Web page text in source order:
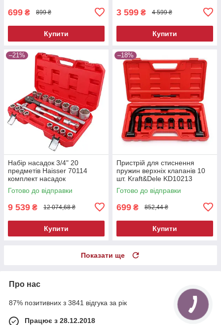
699 ₴ 899 ₴
Купити
3 599 ₴ 4 599 ₴
Купити
–21%
Набір насадок 3/4" 20
предметів Haisser 70114
комплект насадок
Готово до відправки
9 539 ₴ 12 074,68 ₴
Купити
–18%
Пристрій для стиснення
пружин верхніх клапанів 10
шт. Kraft&Dele KD10213
розсухарювач клапанів
Готово до відправки
699 ₴ 852,44 ₴
Купити
Показати ще
Про нас
87% позитивних з 3841 відгука за рік
Працює з 28.12.2018